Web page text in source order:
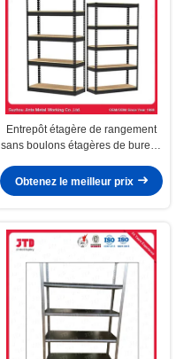
Entrepôt étagère de rangement
sans boulons étagères de bureau
métalliques
Obtenez le meilleur prix